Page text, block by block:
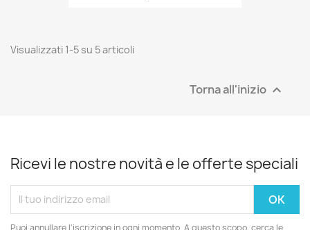
Visualizzati 1-5 su 5 articoli
Torna all'inizio 
Ricevi le nostre novità e le offerte speciali
Puoi annullare l'iscrizione in ogni momento. A questo scopo, cerca le